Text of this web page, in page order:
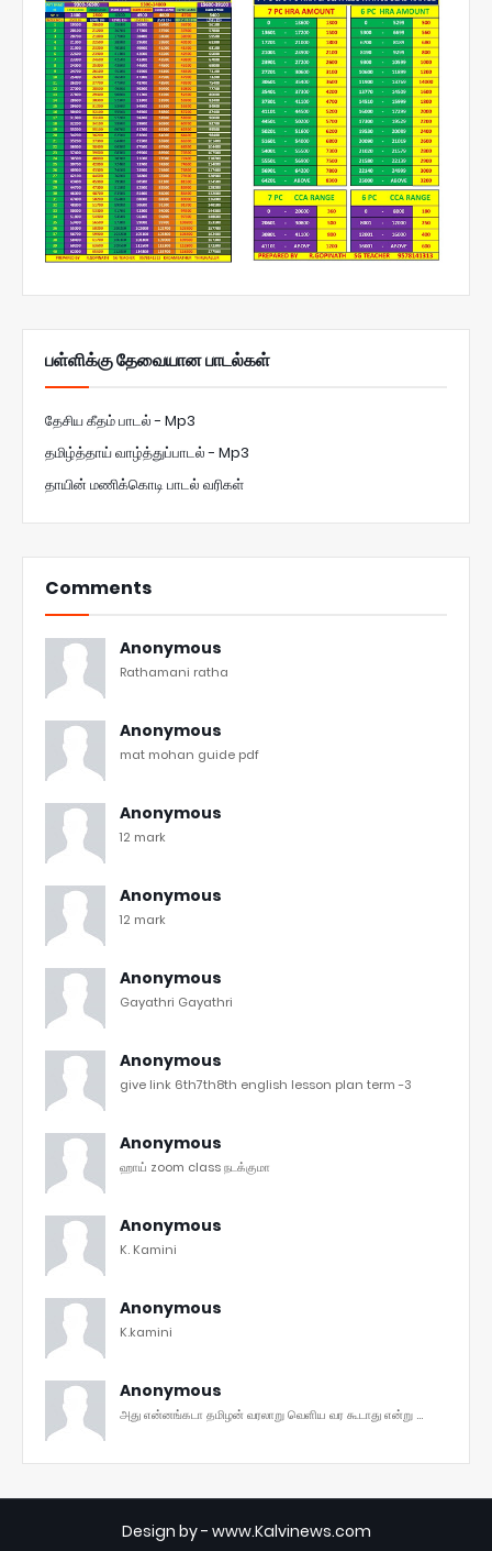
பள்ளிக்கு தேவையான பாடல்கள்
தேசிய கீதம் பாடல் - Mp3
தமிழ்த்தாய் வாழ்த்துப்பாடல் - Mp3
தாயின் மணிக்கொடி பாடல் வரிகள்
Comments
Anonymous
Rathamani ratha
Anonymous
mat mohan guide pdf
Anonymous
12 mark
Anonymous
12 mark
Anonymous
Gayathri Gayathri
Anonymous
give link 6th7th8th english lesson plan term -3
Anonymous
ஹாய் zoom class நடக்குமா
Anonymous
K. Kamini
Anonymous
K.kamini
Anonymous
அது என்னங்கடா தமிழன் வரலாறு வெளிய வர கூடாது என்று ...
Design by - www.Kalvinews.com